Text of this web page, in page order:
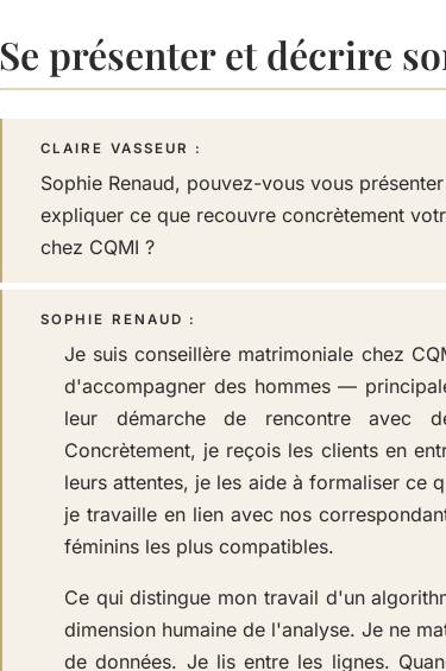
Se présenter et décrire
CLAIRE VASSEUR :
Sophie Renaud, pouvez-vous vous
expliquer ce que recouvre concrètement
chez CQMI ?
SOPHIE RENAUD :
Je suis conseillère matrimoniale chez
d'accompagner des hommes —
leur démarche de rencontre avec
Concrètement, je reçois les clients en
leurs attentes, je les aide à formaliser ce
je travaille en lien avec nos
féminins les plus compatibles.
Ce qui distingue mon travail d'un
dimension humaine de l'analyse. Je ne
de données. Je lis entre les lignes.